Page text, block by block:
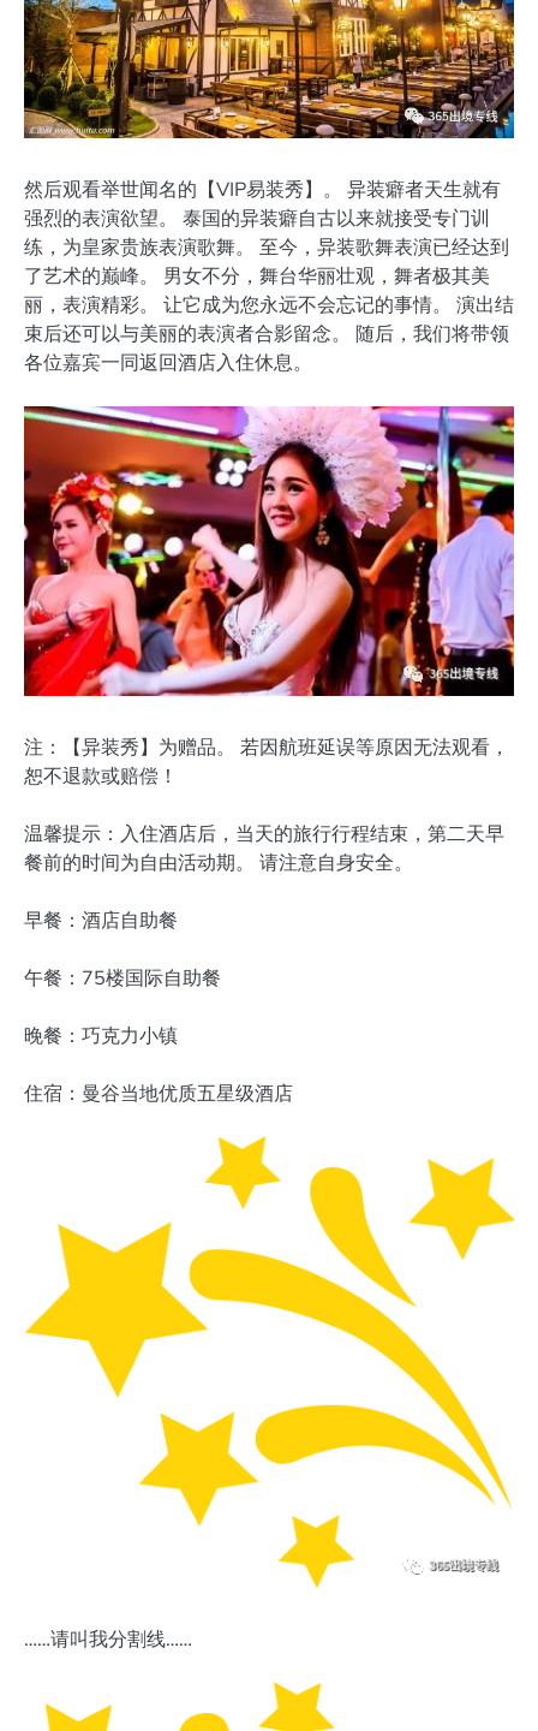
然后观看举世闻名的【VIP易装秀】。 异装癖者天生就有
强烈的表演欲望。 泰国的异装癖自古以来就接受专门训
练，为皇家贵族表演歌舞。 至今，异装歌舞表演已经达到
了艺术的巅峰。 男女不分，舞台华丽壮观，舞者极其美
丽，表演精彩。 让它成为您永远不会忘记的事情。 演出结
束后还可以与美丽的表演者合影留念。 随后，我们将带领
各位嘉宾一同返回酒店入住休息。
注：【异装秀】为赠品。 若因航班延误等原因无法观看，
恕不退款或赔偿！
温馨提示：入住酒店后，当天的旅行行程结束，第二天早
餐前的时间为自由活动期。 请注意自身安全。
早餐：酒店自助餐
午餐：75楼国际自助餐
晚餐：巧克力小镇
住宿：曼谷当地优质五星级酒店
……请叫我分割线……